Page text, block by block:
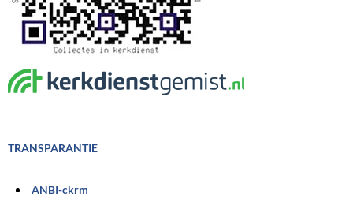
TRANSPARANTIE
ANBI-ckrm